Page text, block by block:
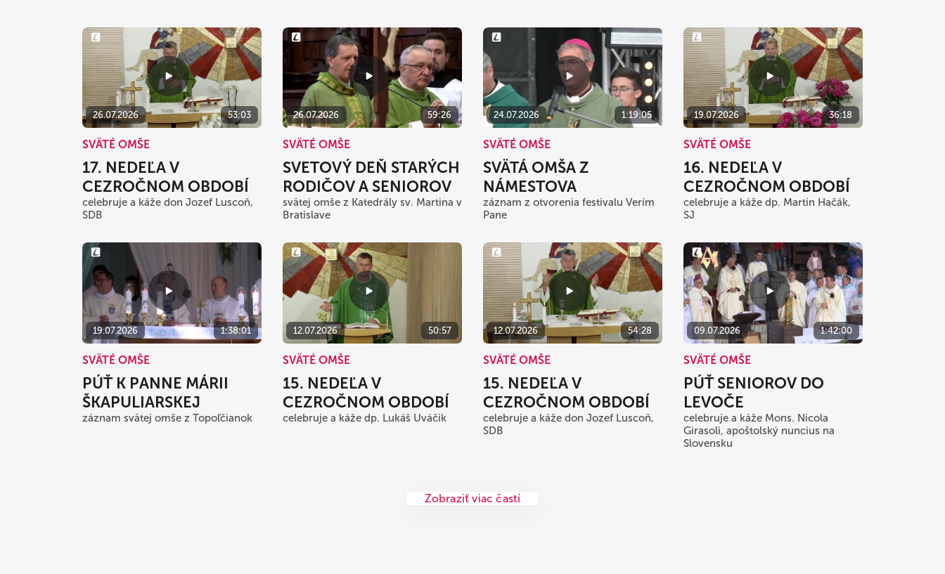
26.07.2026 53:03
SVÄTÉ OMŠE
17. NEDEĽA V
CEZROČNOM OBDOBÍ
celebruje a káže don Jozef Luscoň,
SDB
26.07.2026 59:26
SVÄTÉ OMŠE
SVETOVÝ DEŇ STARÝCH
RODIČOV A SENIOROV
svätej omše z Katedrály sv. Martina v
Bratislave
24.07.2026 1:19:05
SVÄTÉ OMŠE
SVÄTÁ OMŠA Z
NÁMESTOVA
záznam z otvorenia festivalu Verím
Pane
19.07.2026 36:18
SVÄTÉ OMŠE
16. NEDEĽA V
CEZROČNOM OBDOBÍ
celebruje a káže dp. Martin Hačák,
SJ
19.07.2026 1:38:01
SVÄTÉ OMŠE
PÚŤ K PANNE MÁRII
ŠKAPULIARSKEJ
záznam svätej omše z Topoľčianok
12.07.2026 50:57
SVÄTÉ OMŠE
15. NEDEĽA V
CEZROČNOM OBDOBÍ
celebruje a káže dp. Lukáš Uváčik
12.07.2026 54:28
SVÄTÉ OMŠE
15. NEDEĽA V
CEZROČNOM OBDOBÍ
celebruje a káže don Jozef Luscoň,
SDB
09.07.2026 1:42:00
SVÄTÉ OMŠE
PÚŤ SENIOROV DO
LEVOČE
celebruje a káže Mons. Nicola
Girasoli, apoštolský nuncius na
Slovensku
Zobraziť viac častí